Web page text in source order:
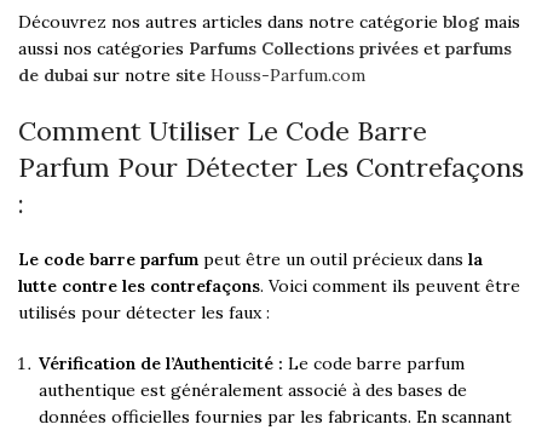
Découvrez nos autres articles dans notre catégorie blog mais
aussi nos catégories Parfums Collections privées et parfums
de dubai sur notre site Houss-Parfum.com
Comment Utiliser Le Code Barre
Parfum Pour Détecter Les Contrefaçons
:
Le code barre parfum peut être un outil précieux dans la
lutte contre les contrefaçons. Voici comment ils peuvent être
utilisés pour détecter les faux :
Vérification de l’Authenticité : Le code barre parfum
authentique est généralement associé à des bases de
données officielles fournies par les fabricants. En scannant